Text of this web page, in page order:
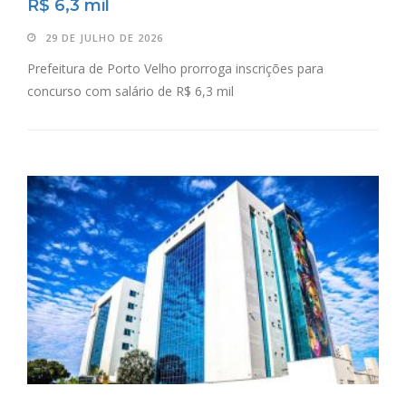
R$ 6,3 mil
29 DE JULHO DE 2026
Prefeitura de Porto Velho prorroga inscrições para
concurso com salário de R$ 6,3 mil